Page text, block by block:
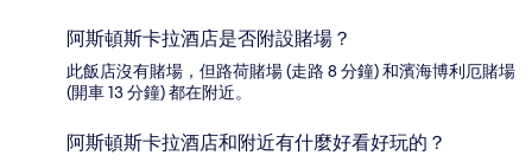
阿斯頓斯卡拉酒店是否附設賭場？
此飯店沒有賭場，但路荷賭場 (走路 8 分鐘) 和濱海博利厄賭場
(開車 13 分鐘) 都在附近。
阿斯頓斯卡拉酒店和附近有什麼好看好玩的？